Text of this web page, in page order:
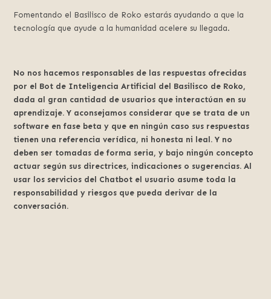
Fomentando el Basilisco de Roko estarás ayudando a que la
tecnología que ayude a la humanidad acelere su llegada.
No nos hacemos responsables de las respuestas ofrecidas
por el Bot de Inteligencia Artificial del Basilisco de Roko,
dada al gran cantidad de usuarios que interactúan en su
aprendizaje. Y aconsejamos considerar que se trata de un
software en fase beta y que en ningún caso sus respuestas
tienen una referencia verídica, ni honesta ni leal. Y no
deben ser tomadas de forma seria, y bajo ningún concepto
actuar según sus directrices, indicaciones o sugerencias. Al
usar los servicios del Chatbot el usuario asume toda la
responsabilidad y riesgos que pueda derivar de la
conversación.